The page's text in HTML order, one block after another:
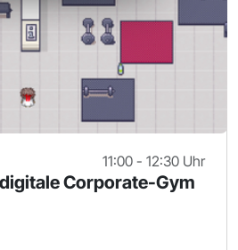
11:00 - 12:30 Uhr
Corporate-Gym